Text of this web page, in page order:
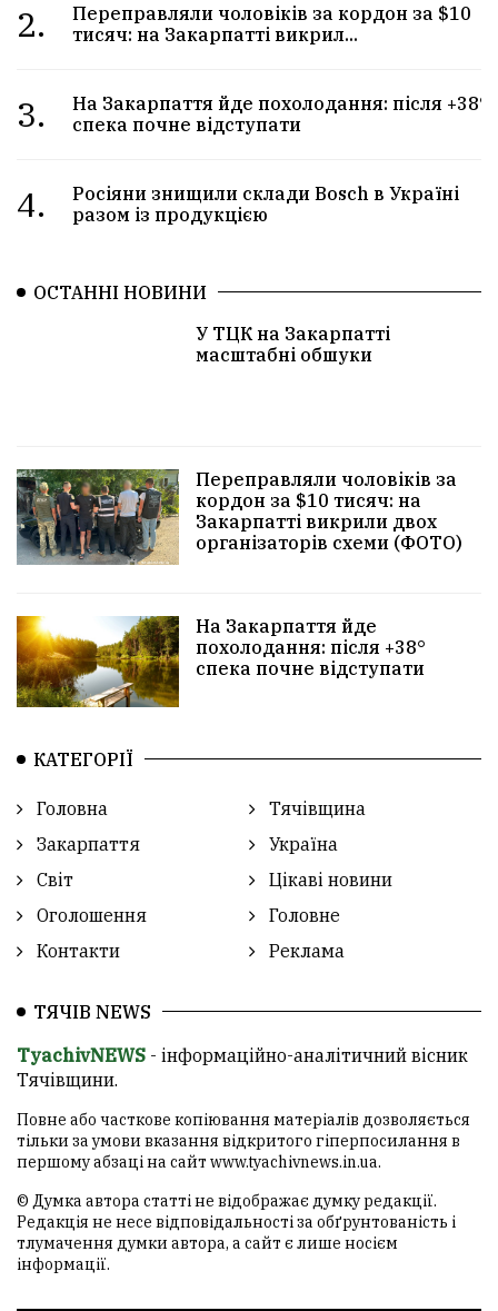
2.
Переправляли чоловіків за кордон за $10
тисяч: на Закарпатті викрил...
3.
На Закарпаття йде похолодання: після +38°
спека почне відступати
4.
Росіяни знищили склади Bosch в Україні
разом із продукцією
ОСТАННІ НОВИНИ
У ТЦК на Закарпатті
масштабні обшуки
Переправляли чоловіків за
кордон за $10 тисяч: на
Закарпатті викрили двох
організаторів схеми (ФОТО)
На Закарпаття йде
похолодання: після +38°
спека почне відступати
КАТЕГОРІЇ
Головна
Тячівщина
Закарпаття
Україна
Світ
Цікаві новини
Оголошення
Головне
Контакти
Реклама
ТЯЧІВ NEWS
TyachivNEWS - інформаційно-аналітичний вісник
Тячівщини.
Повне або часткове копіювання матеріалів дозволяється
тільки за умови вказання відкритого гіперпосилання в
першому абзаці на сайт www.tyachivnews.in.ua.
© Думка автора статті не відображає думку редакції.
Редакція не несе відповідальності за обґрунтованість і
тлумачення думки автора, а сайт є лише носієм
інформації.